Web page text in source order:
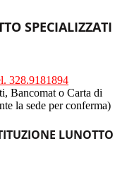
SPECIALIZZATI
328.9181894
Bancomat o Carta di
la sede per conferma)
LUNOTTO